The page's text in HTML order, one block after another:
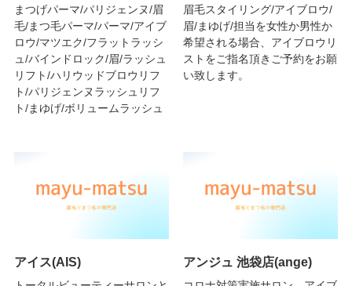
まつげパーマ/パリジェンヌ/眉
毛/まつ毛パーマ/パーマ/アイブ
ロウ/マツエク/フラットラッシ
ュ/バインドロック/眉/ラッシュ
リフト/ハリウッドブロウリフ
ト/パリジェンヌラッシュリフ
ト/まゆげ/ボリュームラッシュ
眉毛スタイリング/アイブロウ/
眉/まゆげ/担当を女性か男性か
希望される場合、アイブロウリ
ストをご指名頂きご予約をお願
い致します。
アイス(AIS) アンジュ 池袋店(ange)